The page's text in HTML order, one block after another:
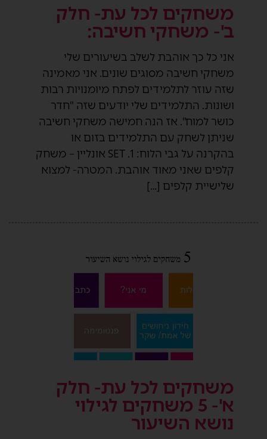
משחקים לכל עת- חלק
ב'- משחקי חשיבה:
אני כל כך אוהבת לשלב בשיעורים שלי
משחקי חשיבה מסוגים שונים. אני מאמינה
שזה עוזר לתלמידים לפתח מיומנויות רבות
ושונות. התלמידים שלי יודעים שזה "חדר
כושר למוח". אז הנה חמישה משחקי חשיבה
שניתן לשחק עם התלמידים בזום או
בהקרנה על גבי הלוח: 1. SET אונליין – משחק
קלפים שאני מאוד אוהבת. המטרה- למצוא
שלישיית קלפים […]
משחקים לכל עת- חלק
א'- 5 משחקים לגילוי
נושא השיעור